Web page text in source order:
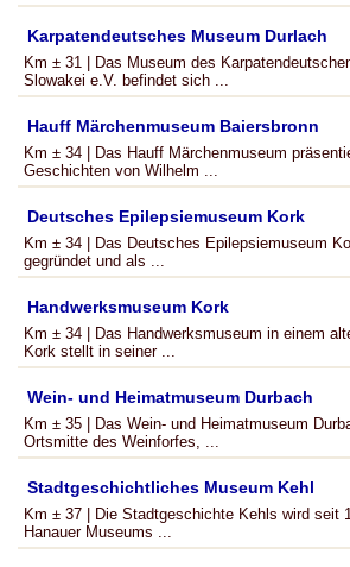
Karpatendeutsches Museum Durlach
Km ± 31 | Das Museum des
Slowakei e.V. befindet sich ...
Hauff Märchenmuseum Baiersbronn
Km ± 34 | Das Hauff Märchenmuseum
Geschichten von Wilhelm ...
Deutsches Epilepsiemuseum Kork
Km ± 34 | Das Deutsches Epilepsiemuseum
gegründet und als ...
Handwerksmuseum Kork
Km ± 34 | Das Handwerksmuseum in einem
Kork stellt in seiner ...
Wein- und Heimatmuseum Durbach
Km ± 35 | Das Wein- und Heimatmuseum
Ortsmitte des Weinforfes, ...
Stadtgeschichtliches Museum Kehl
Km ± 37 | Die Stadtgeschichte Kehls wird seit
Hanauer Museums ...